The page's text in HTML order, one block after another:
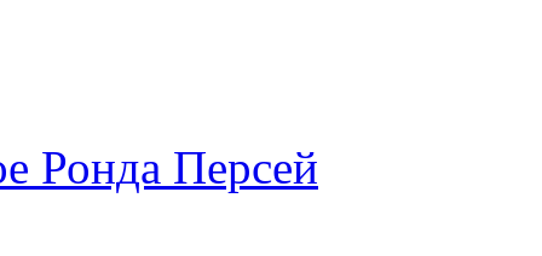
Ронда Персей